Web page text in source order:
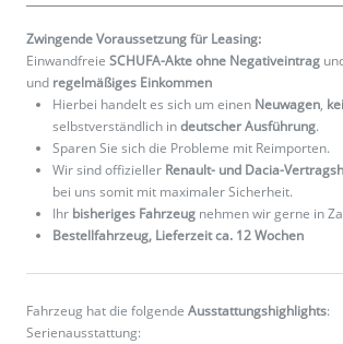
Zwingende Voraussetzung für Leasing:
Einwandfreie SCHUFA-Akte ohne Negativeintrag
und regelmäßiges Einkommen
Hierbei handelt es sich um einen Neuwagen,
selbstverständlich indeutscher Ausführung.
Sparen Sie sich die Probleme mit Reimporten.
Wir sind offizieller Renault- und Dacia-
bei uns somit mit maximaler Sicherheit.
Ihr bisheriges Fahrzeug nehmen wir gerne in
Bestellfahrzeug, Lieferzeit ca. 12 Wochen
Fahrzeug hat die folgende Ausstattungshighlights:
Serienausstattung: